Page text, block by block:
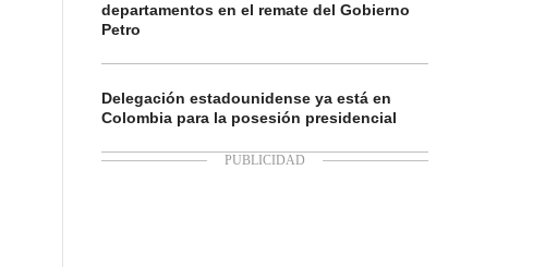
departamentos en el remate del Gobierno
Petro
Delegación estadounidense ya está en
Colombia para la posesión presidencial